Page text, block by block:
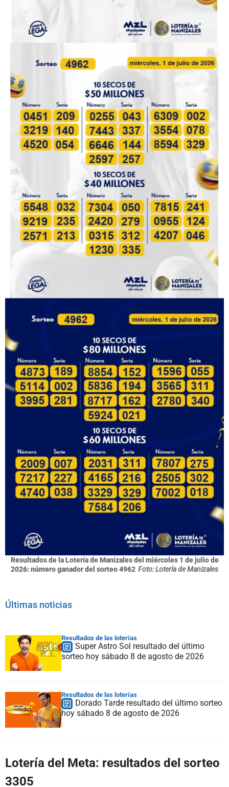
Resultados de la Lotería de Manizales del miércoles 1 de julio de
2026: número ganador del sorteo 4962 Foto: Lotería de Manizales
Últimas noticias
Resultados de las loterías
Super Astro Sol resultado del último
sorteo hoy sábado 8 de agosto de 2026
Resultados de las loterías
Dorado Tarde resultado del último sorteo
hoy sábado 8 de agosto de 2026
Lotería del Meta: resultados del sorteo
3305